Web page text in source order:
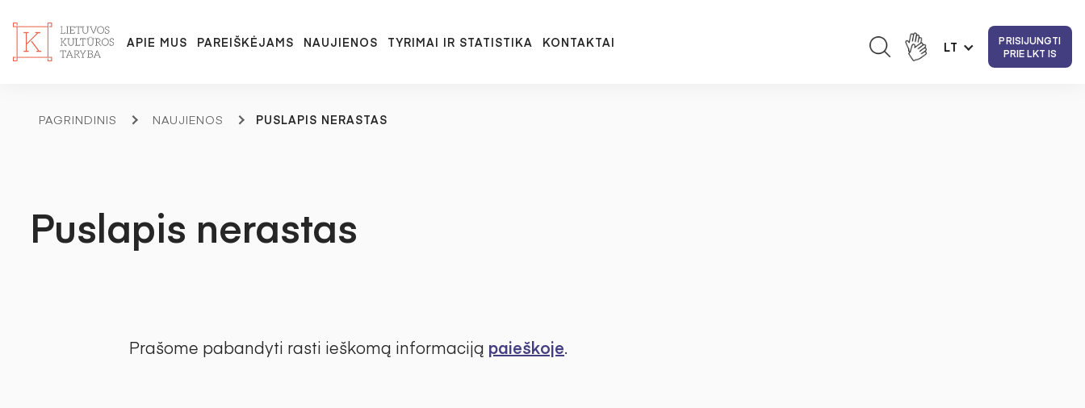
APIE MUS PAREIŠKĖJAMS NAUJIENOS TYRIMAI IR STATISTIKA KONTAKTAI LT
PRISIJUNGTI
PRIE LKT IS
PAGRINDINIS NAUJIENOS PUSLAPIS NERASTAS
Puslapis nerastas
Prašome pabandyti rasti ieškomą informaciją paieškoje.